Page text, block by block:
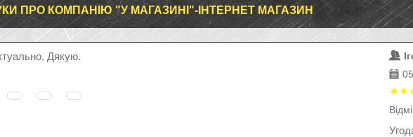
ПРО КОМПАНІЮ "У МАГАЗИНІ"-ІНТЕРНЕТ МАГАЗИН
Дякую.